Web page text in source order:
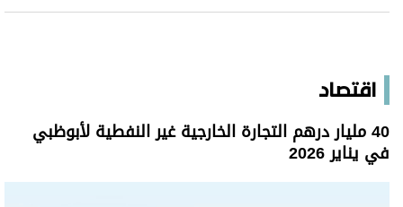
اقتصاد
40 مليار درهم التجارة الخارجية غير النفطية لأبوظبي
في يناير 2026